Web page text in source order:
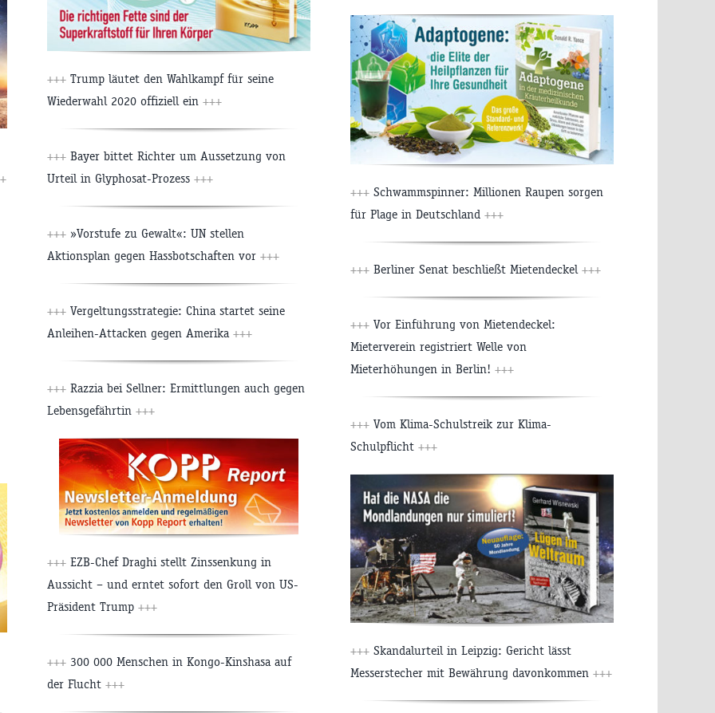
+++ Trump läutet den Wahlkampf für seine
Wiederwahl 2020 offiziell ein +++
+++ Bayer bittet Richter um Aussetzung von
Urteil in Glyphosat-Prozess +++
+++ »Vorstufe zu Gewalt«: UN stellen
Aktionsplan gegen Hassbotschaften vor +++
+++ Vergeltungsstrategie: China startet seine
Anleihen-Attacken gegen Amerika +++
+++ Razzia bei Sellner: Ermittlungen auch gegen
Lebensgefährtin +++
+++ EZB-Chef Draghi stellt Zinssenkung in
Aussicht – und erntet sofort den Groll von US-
Präsident Trump +++
+++ 300 000 Menschen in Kongo-Kinshasa auf
der Flucht +++
+++ Schwammspinner: Millionen Raupen sorgen
für Plage in Deutschland +++
+++ Berliner Senat beschließt Mietendeckel +++
+++ Vor Einführung von Mietendeckel:
Mieterverein registriert Welle von
Mieterhöhungen in Berlin! +++
+++ Vom Klima-Schulstreik zur Klima-
Schulpflicht +++
+++ Skandalurteil in Leipzig: Gericht lässt
Messerstecher mit Bewährung davonkommen +++